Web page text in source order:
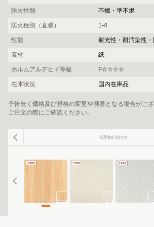
防火性能 不燃・準不燃
防火種別（直張） 1-4
性能 耐光性・耐汚染性
素材 紙
ホルムアルデヒド等級 F☆☆☆☆
在庫状況 国内在庫品
予告無く価格及び規格の変更や廃番となる場合がござ
ご注文の際にご確認ください。
White birch